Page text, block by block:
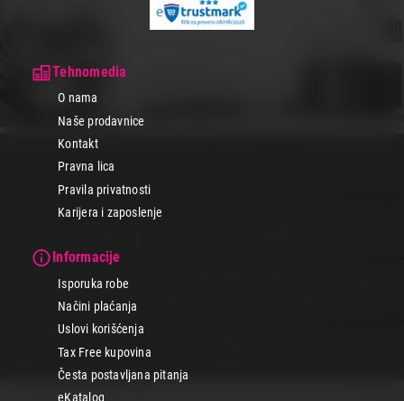
Tehnomedia
O nama
Naše prodavnice
Kontakt
Pravna lica
Pravila privatnosti
Karijera i zaposlenje
Informacije
Isporuka robe
Načini plaćanja
Uslovi korišćenja
Tax Free kupovina
Česta postavljana pitanja
eKatalog